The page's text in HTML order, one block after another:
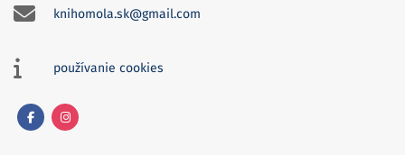
knihomola.sk@gmail.com
používanie cookies